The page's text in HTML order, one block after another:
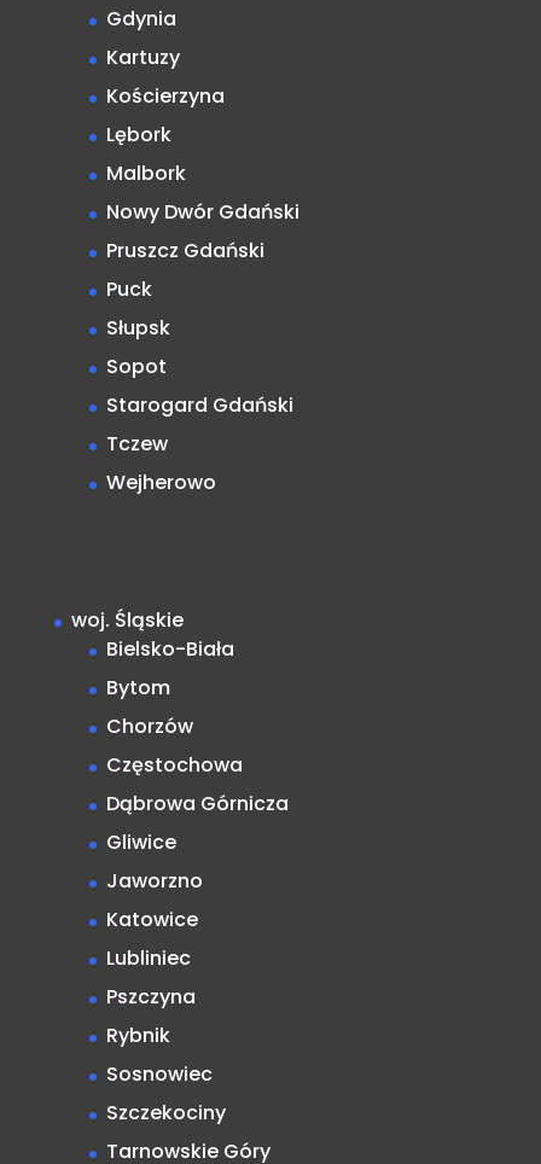
Gdynia
Kartuzy
Kościerzyna
Lębork
Malbork
Nowy Dwór Gdański
Pruszcz Gdański
Puck
Słupsk
Sopot
Starogard Gdański
Tczew
Wejherowo
woj. Śląskie
Bielsko-Biała
Bytom
Chorzów
Częstochowa
Dąbrowa Górnicza
Gliwice
Jaworzno
Katowice
Lubliniec
Pszczyna
Rybnik
Sosnowiec
Szczekociny
Tarnowskie Góry